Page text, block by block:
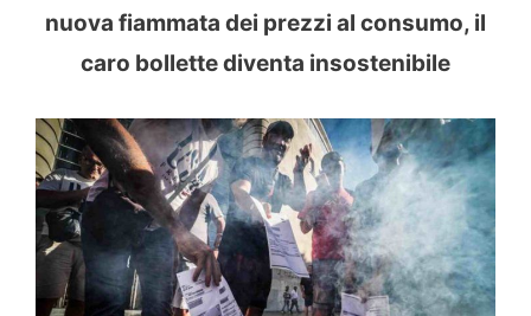
nuova fiammata dei prezzi al consumo, il
caro bollette diventa insostenibile